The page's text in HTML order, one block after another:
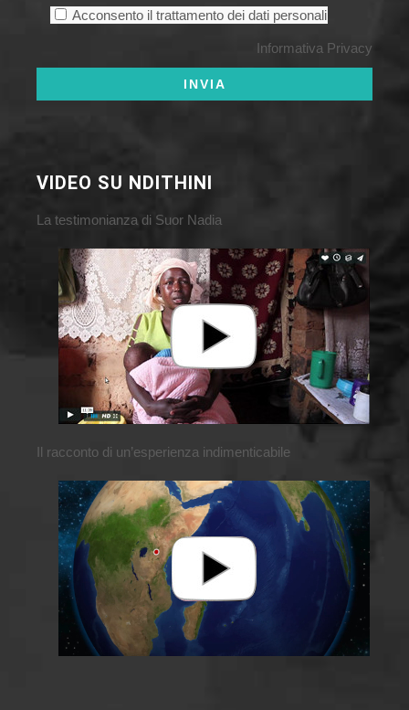
Acconsento il trattamento dei dati personali
Informativa Privacy
VIDEO SU NDITHINI
La testimonianza di Suor Nadia
Il racconto di un’esperienza indimenticabile